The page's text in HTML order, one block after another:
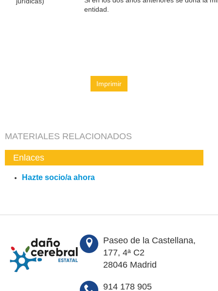
entidad.
Imprimir
MATERIALES RELACIONADOS
Enlaces
Hazte socio/a ahora
Paseo de la Castellana,
177, 4ª C2
28046 Madrid
914 178 905